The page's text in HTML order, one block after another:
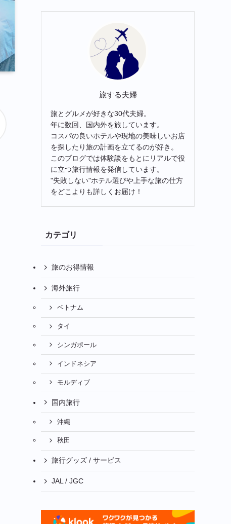
旅する夫婦
旅とグルメが好きな30代夫婦。
年に数回、国内外を旅しています。
コスパの良いホテルや現地の美味しいお店
を探したり旅の計画を立てるのが好き。
このブログでは体験談をもとにリアルで役
に立つ旅行情報を発信しています。
"失敗しない"ホテル選びや上手な旅の仕方
をどこよりも詳しくお届け！
カテゴリ
旅のお得情報
海外旅行
ベトナム
タイ
シンガポール
インドネシア
モルディブ
国内旅行
沖縄
秋田
旅行グッズ / サービス
JAL / JGC